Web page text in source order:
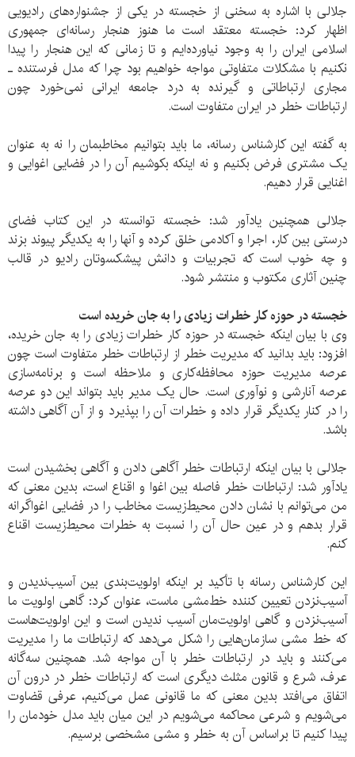
جلالی با اشاره به سخنی از خجسته در یکی از جشنواره‌های رادیویی
اظهار کرد: خجسته معتقد است ما هنوز هنجار رسانه‌ای جمهوری
اسلامی ایران را به وجود نیاورده‌ایم و تا زمانی که این هنجار را پیدا
نکنیم با مشکلات متفاوتی مواجه خواهیم بود چرا که مدل فرستنده ـ
مجاری ارتباطاتی و گیرنده به درد جامعه ایرانی نمی‌خورد چون
ارتباطات خطر در ایران متفاوت است.
به گفته این کارشناس رسانه، ما باید بتوانیم مخاطبمان را نه به عنوان
یک مشتری فرض بکنیم و نه اینکه بکوشیم آن را در فضایی اغوایی و
اغنایی قرار دهیم.
جلالی همچنین یادآور شد: خجسته توانسته در این کتاب فضای
درستی بین کار، اجرا و آکادمی خلق کرده و آنها را به یکدیگر پیوند بزند
و چه خوب است که تجربیات و دانش پیشکسوتان رادیو در قالب
چنین آثاری مکتوب و منتشر شود.
خجسته در حوزه کار خطرات زیادی را به جان خریده است
وی با بیان اینکه خجسته در حوزه کار خطرات زیادی را به جان خریده،
افزود: باید بدانید که مدیریت خطر از ارتباطات خطر متفاوت است چون
عرصه مدیریت حوزه محافظه‌کاری و ملاحظه است و برنامه‌سازی
عرصه آنارشی و نوآوری است. حال یک مدیر باید بتواند این دو عرصه
را در کنار یکدیگر قرار داده و خطرات آن را بپذیرد و از آن آگاهی داشته
باشد.
جلالی با بیان اینکه ارتباطات خطر آگاهی دادن و آگاهی بخشیدن است
یادآور شد: ارتباطات خطر فاصله بین اغوا و اقناع است، بدین معنی که
من می‌توانم با نشان دادن محیط‌زیست مخاطب را در فضایی اغواگرانه
قرار بدهم و در عین حال آن را نسبت به خطرات محیط‌زیست اقناع
کنم.
این کارشناس رسانه با تأکید بر اینکه اولویت‌بندی بین آسیب‌ندیدن و
آسیب‌نزدن تعیین کننده خط‌مشی ماست، عنوان کرد: گاهی اولویت ما
آسیب‌نزدن و گاهی اولویت‌مان آسیب ندیدن است و این اولویت‌هاست
که خط مشی سازمان‌هایی را شکل می‌دهد که ارتباطات ما را مدیریت
می‌کنند و باید در ارتباطات خطر با آن مواجه شد. همچنین سه‌گانه
عرف، شرع و قانون مثلث دیگری است که ارتباطات خطر در درون آن
اتفاق می‌افتد بدین معنی که ما قانونی عمل می‌کنیم، عرفی قضاوت
می‌شویم و شرعی محاکمه می‌شویم در این میان باید مدل خودمان را
پیدا کنیم تا براساس آن به خطر و مشی مشخصی برسیم.